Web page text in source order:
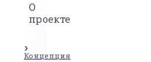
О
проекте
Концепция